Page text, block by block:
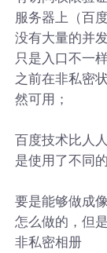
服务器上（百
没有大量的并
只是入口不一
之前在非私密
然可用；
百度技术比人
是使用了不同
要是能够做成
怎么做的，但
非私密相册